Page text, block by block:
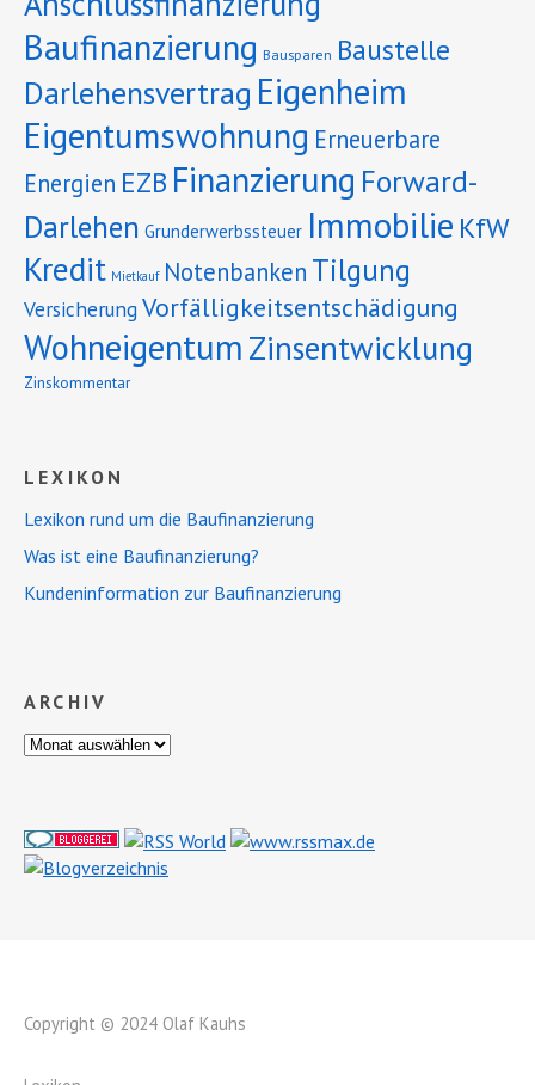
Baufinanzierung Bausparen Baustelle
Darlehensvertrag Eigenheim
Eigentumswohnung Erneuerbare
Energien EZB Finanzierung Forward-
Darlehen Grunderwerbssteuer Immobilie KfW
Kredit Mietkauf Notenbanken Tilgung
VersicherungVorfälligkeitsentschädigung
Wohneigentum Zinsentwicklung
Zinskommentar
LEXIKON
Lexikon rund um die Baufinanzierung
Was ist eine Baufinanzierung?
Kundeninformation zur Baufinanzierung
ARCHIV
Copyright © 2024 Olaf Kauhs